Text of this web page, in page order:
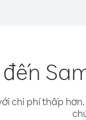
chi phí thấp